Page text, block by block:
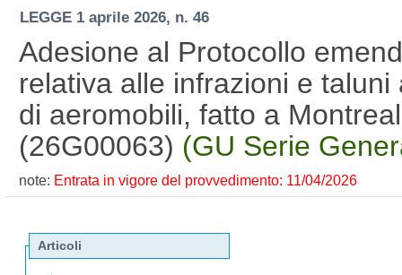
LEGGE 1 aprile 2026, n. 46
Adesione al Protocollo
relativa alle infrazioni e
di aeromobili, fatto a
(26G00063) (GU Serie
note: Entrata in vigore del provvedimento: 11/04/2026